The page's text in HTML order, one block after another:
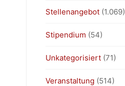
Stellenangebot(1.069)
Stipendium (54)
Unkategorisiert(71)
Veranstaltung (514)